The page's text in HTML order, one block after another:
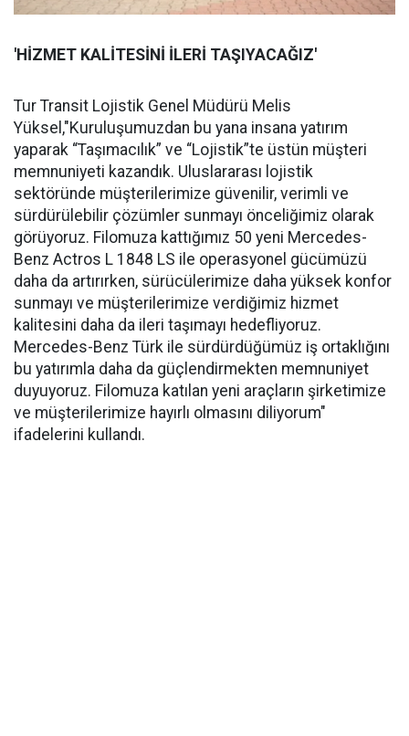
'HİZMET KALİTESİNİ İLERİ TAŞIYACAĞIZ'
Tur Transit Lojistik Genel Müdürü Melis
Yüksel,"Kuruluşumuzdan bu yana insana yatırım
yaparak “Taşımacılık” ve “Lojistik”te üstün müşteri
memnuniyeti kazandık. Uluslararası lojistik
sektöründe müşterilerimize güvenilir, verimli ve
sürdürülebilir çözümler sunmayı önceliğimiz olarak
görüyoruz. Filomuza kattığımız 50 yeni Mercedes-
Benz Actros L 1848 LS ile operasyonel gücümüzü
daha da artırırken, sürücülerimize daha yüksek konfor
sunmayı ve müşterilerimize verdiğimiz hizmet
kalitesini daha da ileri taşımayı hedefliyoruz.
Mercedes-Benz Türk ile sürdürdüğümüz iş ortaklığını
bu yatırımla daha da güçlendirmekten memnuniyet
duyuyoruz. Filomuza katılan yeni araçların şirketimize
ve müşterilerimize hayırlı olmasını diliyorum"
ifadelerini kullandı.